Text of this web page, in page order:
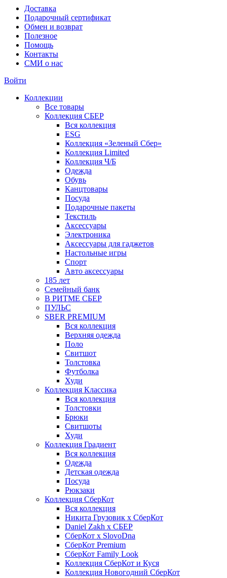
Доставка
Подарочный сертификат
Обмен и возврат
Полезное
Помощь
Контакты
СМИ о нас
Войти
Коллекции
Все товары
Коллекция СБЕР
Вся коллекция
ESG
Коллекция «Зеленый Сбер»
Коллекция Limited
Коллекция Ч/Б
Одежда
Обувь
Канцтовары
Посуда
Подарочные пакеты
Текстиль
Аксессуары
Электроника
Аксессуары для гаджетов
Настольные игры
Спорт
Авто аксессуары
185 лет
Семейный банк
В РИТМЕ СБЕР
ПУЛЬС
SBER PREMIUM
Вся коллекция
Верхняя одежда
Поло
Свитшот
Толстовка
Футболка
Худи
Коллекция Классика
Вся коллекция
Толстовки
Брюки
Свитшоты
Худи
Коллекция Градиент
Вся коллекция
Одежда
Детская одежда
Посуда
Рюкзаки
Коллекция СберКот
Вся коллекция
Никита Грузовик х СберКот
Daniel Zakh x СБЕР
СберКот x SlovoDna
СберКот Premium
СберКот Family Look
Коллекция СберКот и Куся
Коллекция Новогодний СберКот